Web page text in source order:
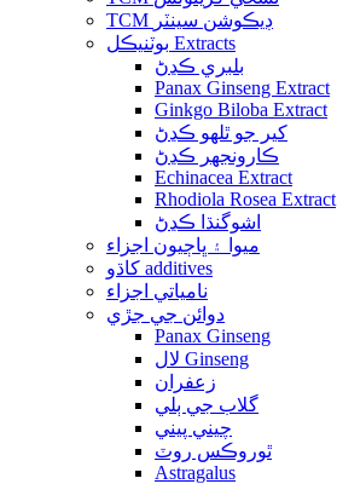
TCM ڊيڪوشن سينٽر
بوٽنيڪل Extracts
بلبري ڪڍڻ
Panax Ginseng Extract
Ginkgo Biloba Extract
کير جو ٿلهو ڪڍڻ
ڪارونجهر ڪڍڻ
Echinacea Extract
Rhodiola Rosea Extract
اشوگنڌا ڪڍڻ
ميوا ۽ ڀاڄيون اجزاء
کاڌو additives
نامياتي اجزاء
دوائن جي جڙي
Panax Ginseng
لال Ginseng
زعفران
گلاب جي ٻلي
چيني پيني
ٿوروڪس روٽ
Astragalus